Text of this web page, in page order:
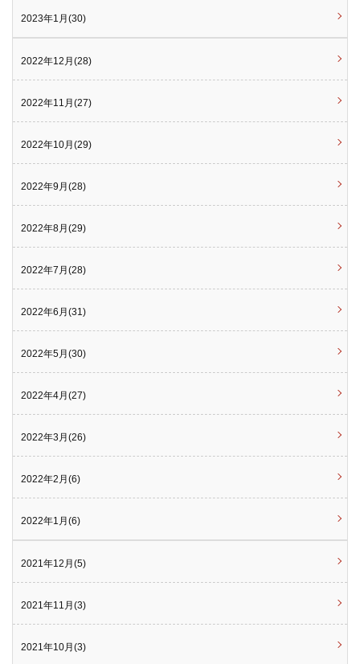
2023年1月(30)
2022年12月(28)
2022年11月(27)
2022年10月(29)
2022年9月(28)
2022年8月(29)
2022年7月(28)
2022年6月(31)
2022年5月(30)
2022年4月(27)
2022年3月(26)
2022年2月(6)
2022年1月(6)
2021年12月(5)
2021年11月(3)
2021年10月(3)